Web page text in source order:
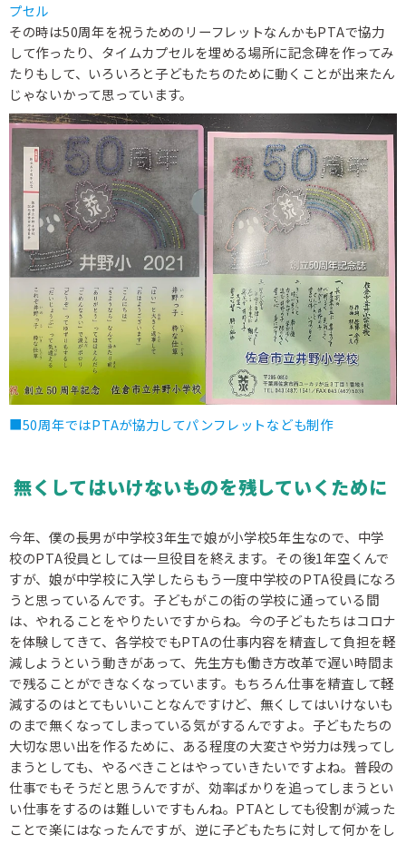
プセル
その時は50周年を祝うためのリーフレットなんかもPTAで協力
して作ったり、タイムカプセルを埋める場所に記念碑を作ってみ
たりもして、いろいろと子どもたちのために動くことが出来たん
じゃないかって思っています。
■50周年ではPTAが協力してパンフレットなども制作
無くしてはいけないものを残していくために
今年、僕の長男が中学校3年生で娘が小学校5年生なので、中学
校のPTA役員としては一旦役目を終えます。その後1年空くんで
すが、娘が中学校に入学したらもう一度中学校のPTA役員になろ
うと思っているんです。子どもがこの街の学校に通っている間
は、やれることをやりたいですからね。今の子どもたちはコロナ
を体験してきて、各学校でもPTAの仕事内容を精査して負担を軽
減しようという動きがあって、先生方も働き方改革で遅い時間ま
で残ることができなくなっています。もちろん仕事を精査して軽
減するのはとてもいいことなんですけど、無くしてはいけないも
のまで無くなってしまっている気がするんですよ。子どもたちの
大切な思い出を作るために、ある程度の大変さや労力は残ってし
まうとしても、やるべきことはやっていきたいですよね。普段の
仕事でもそうだと思うんですが、効率ばかりを追ってしまうとい
い仕事をするのは難しいですもんね。PTAとしても役割が減った
ことで楽にはなったんですが、逆に子どもたちに対して何かをし